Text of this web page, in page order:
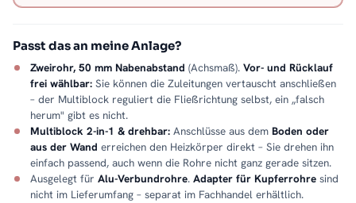
Passt das an meine Anlage?
Zweirohr, 50 mm Nabenabstand (Achsmaß). Vor- und Rücklauf
frei wählbar: Sie können die Zuleitungen vertauscht anschließen
– der Multiblock reguliert die Fließrichtung selbst, ein „falsch
herum" gibt es nicht.
Multiblock 2-in-1 & drehbar: Anschlüsse aus dem Boden oder
aus der Wand erreichen den Heizkörper direkt – Sie drehen ihn
einfach passend, auch wenn die Rohre nicht ganz gerade sitzen.
Ausgelegt für Alu-Verbundrohre. Adapter für Kupferrohre sind
nicht im Lieferumfang – separat im Fachhandel erhältlich.